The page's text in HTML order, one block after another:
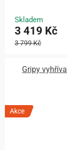
Skladem
3 419 Kč
3 799 Kč
Gripy
Akce